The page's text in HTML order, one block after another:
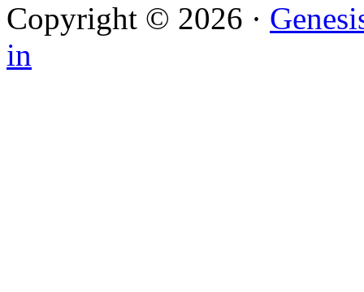
Copyright © 2026 ·
in